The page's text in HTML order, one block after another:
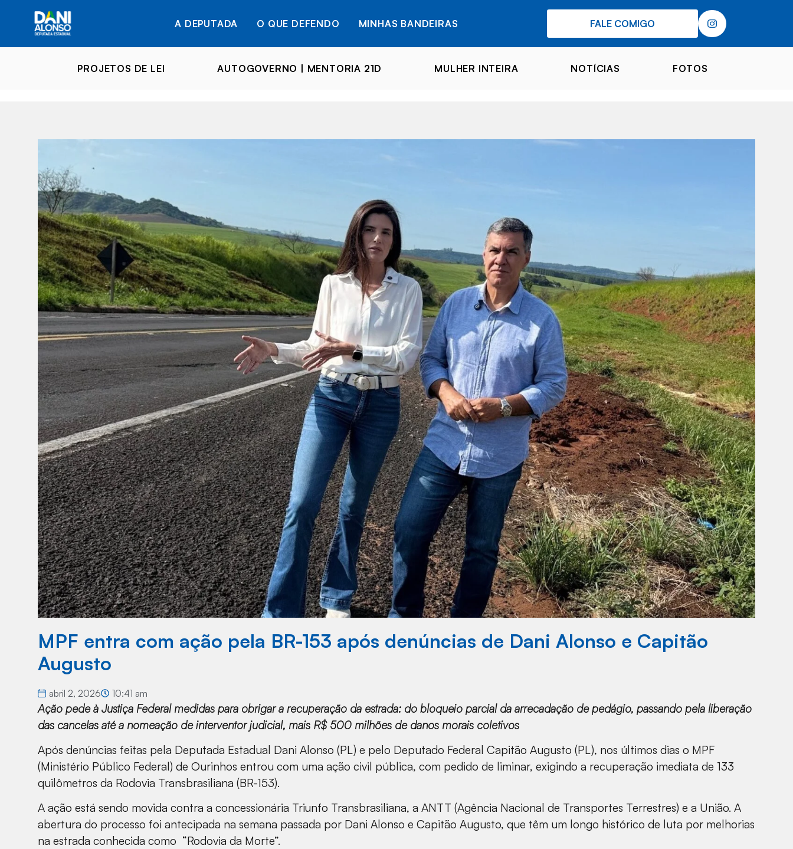
A DEPUTADA O QUE DEFENDO MINHAS BANDEIRAS FALE COMIGO
PROJETOS DE LEI AUTOGOVERNO | MENTORIA 21D MULHER INTEIRA NOTÍCIAS FOTOS
MPF entra com ação pela BR-153 após denúncias de Dani Alonso e Capitão
Augusto
abril 2, 2026 10:41 am
Ação pede à Justiça Federal medidas para obrigar a recuperação da estrada: do bloqueio parcial da arrecadação de pedágio, passando pela liberação
das cancelas até a nomeação de interventor judicial, mais R$ 500 milhões de danos morais coletivos
Após denúncias feitas pela Deputada Estadual Dani Alonso (PL) e pelo Deputado Federal Capitão Augusto (PL), nos últimos dias o MPF
(Ministério Público Federal) de Ourinhos entrou com uma ação civil pública, com pedido de liminar, exigindo a recuperação imediata de 133
quilômetros da Rodovia Transbrasiliana (BR-153).
A ação está sendo movida contra a concessionária Triunfo Transbrasiliana, a ANTT (Agência Nacional de Transportes Terrestres) e a União. A
abertura do processo foi antecipada na semana passada por Dani Alonso e Capitão Augusto, que têm um longo histórico de luta por melhorias
na estrada conhecida como “Rodovia da Morte”.